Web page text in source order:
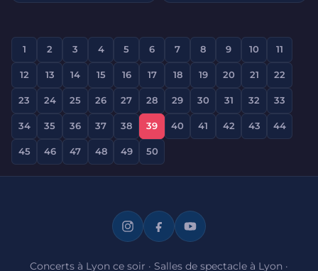
1 2 3 4 5 6 7 8 9 10 11
12 13 14 15 16 17 18 19 20 21 22
23 24 25 26 27 28 29 30 31 32 33
34 35 36 37 38 39 40 41 42 43 44
45 46 47 48 49 50
Concerts à Lyon ce soir · Salles de spectacle à Lyon ·